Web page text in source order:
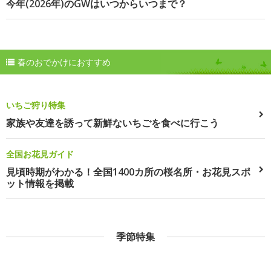
今年(2026年)のGWはいつからいつまで？
春のおでかけにおすすめ
いちご狩り特集
家族や友達を誘って新鮮ないちごを食べに行こう
全国お花見ガイド
見頃時期がわかる！全国1400カ所の桜名所・お花見スポ
ット情報を掲載
季節特集